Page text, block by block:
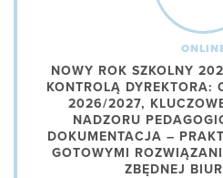
NOWY ROK SZKOLNY
KONTROLĄ DYREKTORA:
2026/2027,
NADZORU
DOKUMENTACJA –
GOTOWYMI
ZBĘDNEJ